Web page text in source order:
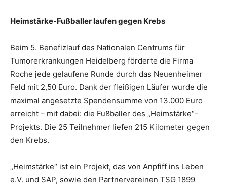
Heimstärke-Fußballer laufen gegen Krebs
Beim 5. Benefizlauf des Nationalen Centrums für
Tumorerkrankungen Heidelberg förderte die Firma
Roche jede gelaufene Runde durch das Neuenheimer
Feld mit 2,50 Euro. Dank der fleißigen Läufer wurde die
maximal angesetzte Spendensumme von 13.000 Euro
erreicht – mit dabei: die Fußballer des „Heimstärke“-
Projekts. Die 25 Teilnehmer liefen 215 Kilometer gegen
den Krebs.
„Heimstärke“ ist ein Projekt, das von Anpfiff ins Leben
e.V. und SAP, sowie den Partnervereinen TSG 1899